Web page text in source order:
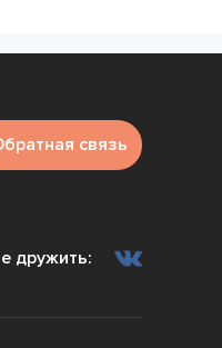
связь
дружить: